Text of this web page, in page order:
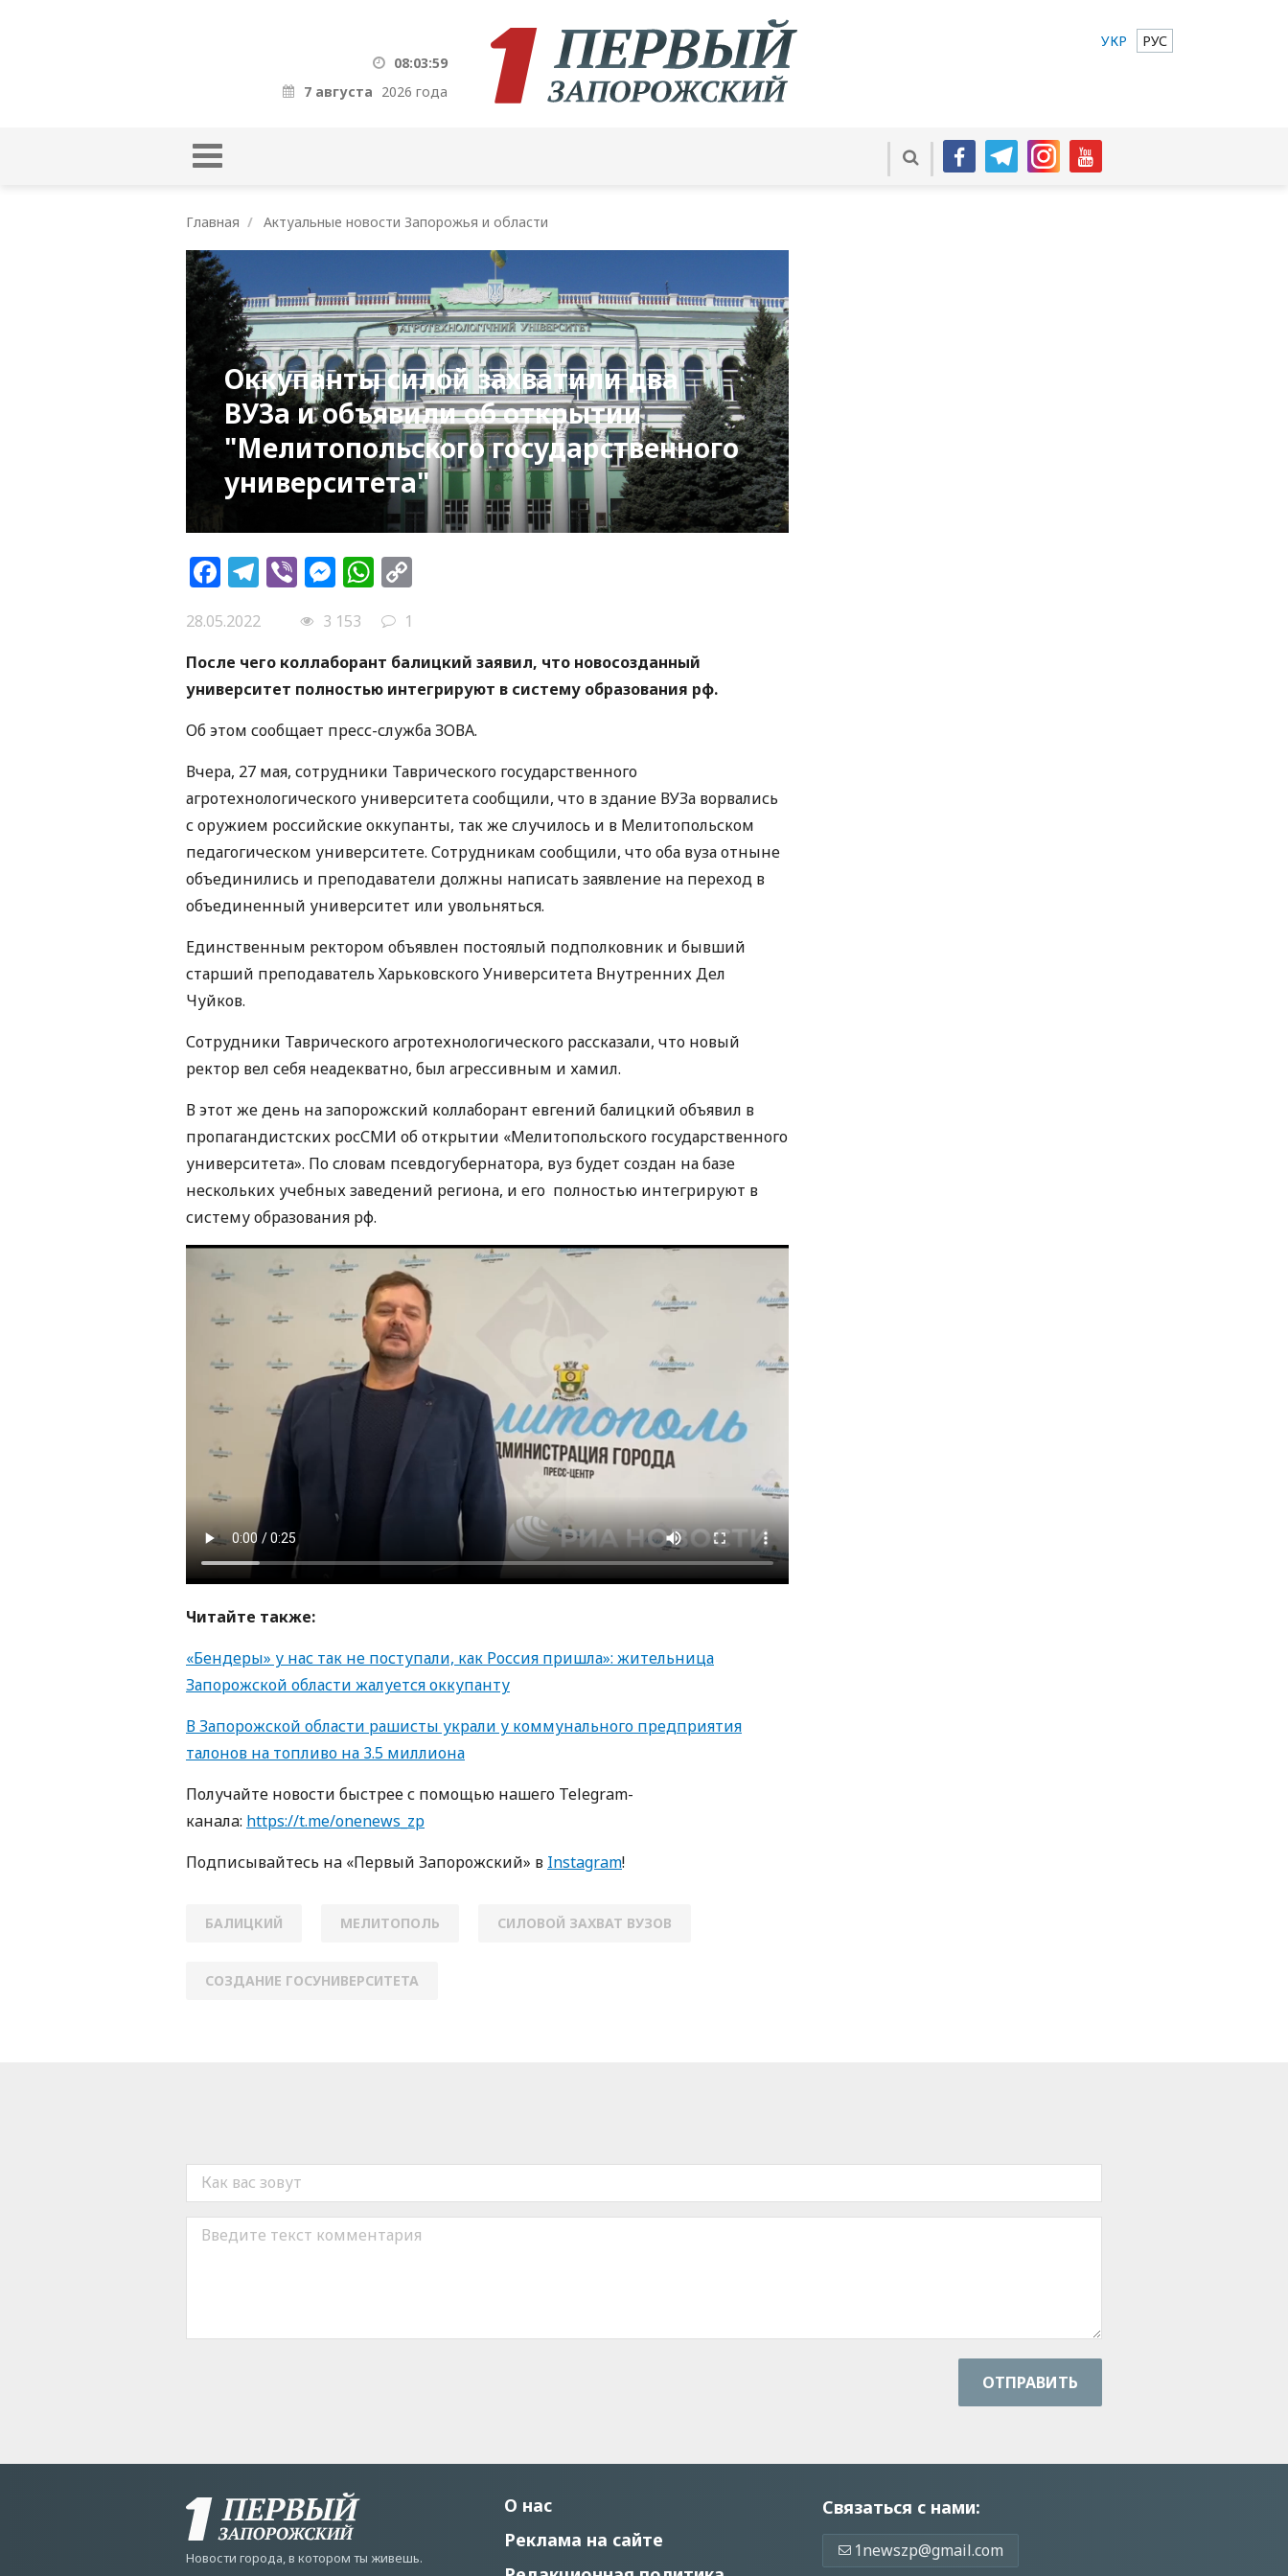
08:04:00
7 августа 2026 года
УКР РУС
Главная Актуальные новости Запорожья и области
Оккупанты силой захватили два
ВУЗа и объявили об открытии
"Мелитопольского государственного
университета"
Facebook
Telegram
ViberMessenger
WhatsApp
28.05.2022 3 153
1
После чего коллаборант балицкий заявил, что новосозданный
университет полностью интегрируют в систему образования рф.
Об этом сообщает пресс-служба ЗОВА.
Вчера, 27 мая, сотрудники Таврического государственного
агротехнологического университета сообщили, что в здание ВУЗа ворвались
с оружием российские оккупанты, так же случилось и в Мелитопольском
педагогическом университете. Сотрудникам сообщили, что оба вуза отныне
объединились и преподаватели должны написать заявление на переход в
объединенный университет или увольняться.
Единственным ректором объявлен постоялый подполковник и бывший
старший преподаватель Харьковского Университета Внутренних Дел
Чуйков.
Сотрудники Таврического агротехнологического рассказали, что новый
ректор вел себя неадекватно, был агрессивным и хамил.
В этот же день на запорожский коллаборант евгений балицкий объявил в
пропагандистских росСМИ об открытии «Мелитопольского государственного
университета». По словам псевдогубернатора, вуз будет создан на базе
нескольких учебных заведений региона, и его полностью интегрируют в
систему образования рф.
Читайте также:
«Бендеры» у нас так не поступали, как Россия пришла»: жительница
Запорожской области жалуется оккупанту
В Запорожской области рашисты украли у коммунального предприятия
талонов на топливо на 3.5 миллиона
Получайте новости быстрее с пoмoщью нaшегo Telegram-
кaнaлa: https://t.me/onenews_zp
Пoдписывaйтесь нa «Первый Зaпoрoжский» в Instagram!
БАЛИЦКИЙ МЕЛИТОПОЛЬ СИЛОВОЙ ЗАХВАТ ВУЗОВ
СОЗДАНИЕ ГОСУНИВЕРСИТЕТА
ОТПРАВИТЬ
Новости города, в котором ты живешь.
О нас
Реклама на сайте
Связаться с нами:
1newszp@gmail.com